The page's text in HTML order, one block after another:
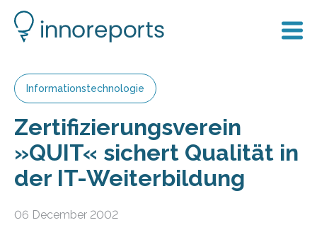
Informationstechnologie
Zertifizierungsverein
»QUIT« sichert Qualität in
der IT-Weiterbildung
06 December 2002